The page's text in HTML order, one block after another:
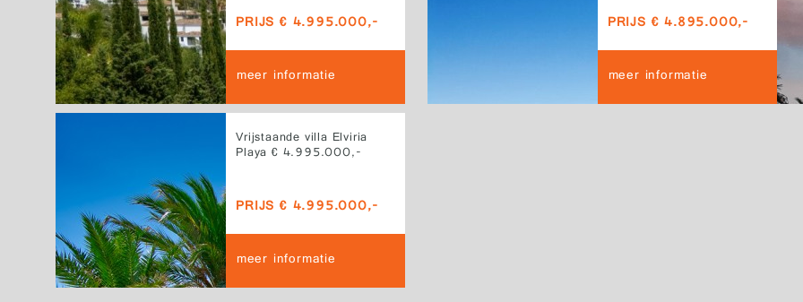
PRIJS € 4.995.000,-
meer informatie
PRIJS € 4.895.000,-
meer informatie
Vrijstaande villa Elviria
Playa € 4.995.000,-
PRIJS € 4.995.000,-
meer informatie